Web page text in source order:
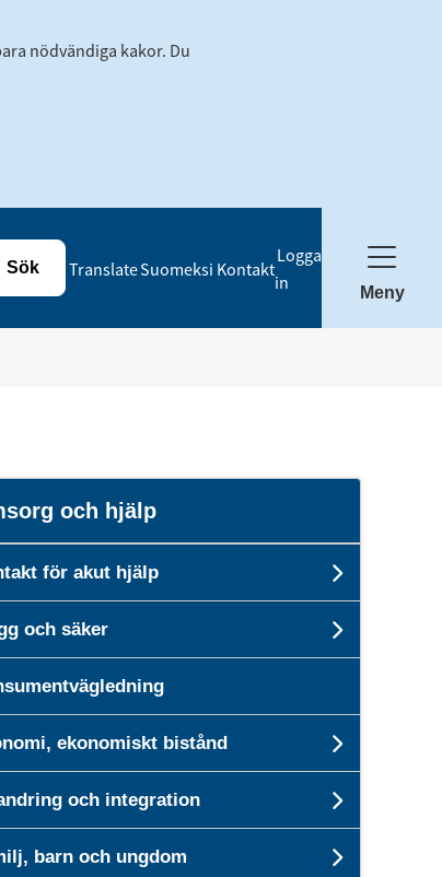
nödvändiga kakor. Du
TranslateSuomeksi Kontakt
Logga
in
Meny
och hjälp
för akut hjälp
och säker
ekonomiskt bistånd
och integration
barn och ungdom